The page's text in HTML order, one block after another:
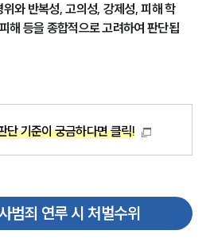
위와 반복성, 고의성, 강제성, 피해 학
해 등을 종합적으로 고려하여 판단됩
단 기준이 궁금하다면 클릭!
범죄 연루 시 처벌수위